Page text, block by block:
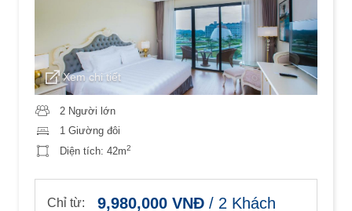
Xem chi tiết
2 Người lớn
1 Giường đôi
Diện tích: 42m2
Chỉ từ: 9,980,000 VNĐ / 2 Khách